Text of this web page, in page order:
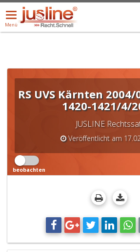
Menü
öffnen/schließen
Menü
ALLE DROPDOWN: GEWÄHLTER
RS UVS Kärnten 2004/
1420-1421/4/
JUSLINE
Veröffentlicht am
beobachten